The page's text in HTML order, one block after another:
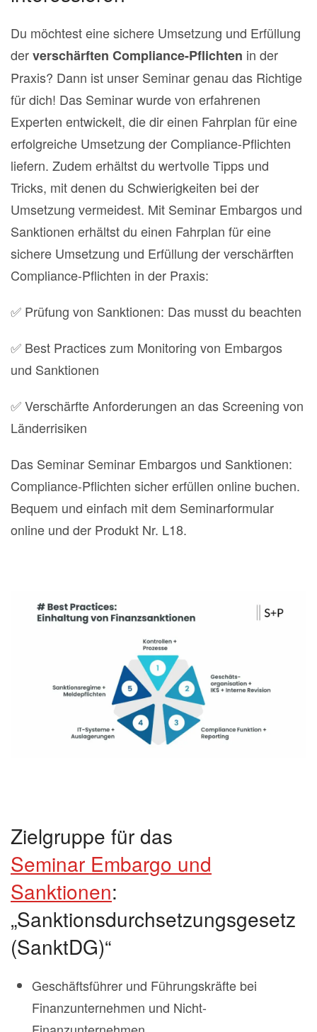
Du möchtest eine sichere Umsetzung und Erfüllung
derverschärften Compliance-Pflichten in der
Praxis? Dann ist unser Seminar genau das Richtige
für dich! Das Seminar wurde von erfahrenen
Experten entwickelt, die dir einen Fahrplan für eine
erfolgreiche Umsetzung der Compliance-Pflichten
liefern. Zudem erhältst du wertvolle Tipps und
Tricks, mit denen du Schwierigkeiten bei der
Umsetzung vermeidest. Mit Seminar Embargos und
Sanktionen erhältst du einen Fahrplan für eine
sichere Umsetzung und Erfüllung der verschärften
Compliance-Pflichten in der Praxis:
✅ Prüfung von Sanktionen: Das musst du beachten
✅ Best Practices zum Monitoring von Embargos
und Sanktionen
✅ Verschärfte Anforderungen an das Screening von
Länderrisiken
Das Seminar Seminar Embargos und Sanktionen:
Compliance-Pflichten sicher erfüllen online buchen.
Bequem und einfach mit dem Seminarformular
online und der Produkt Nr. L18.
Zielgruppe für das
Seminar Embargo und
Sanktionen:
„Sanktionsdurchsetzungsgesetz
(SanktDG)“
Geschäftsführer und Führungskräfte bei
Finanzunternehmen und Nicht-